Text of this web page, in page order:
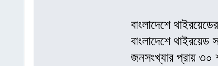
বাংলাদেশে
বাংলাদেশে
জনসংখ্যার প্রায় ৩০